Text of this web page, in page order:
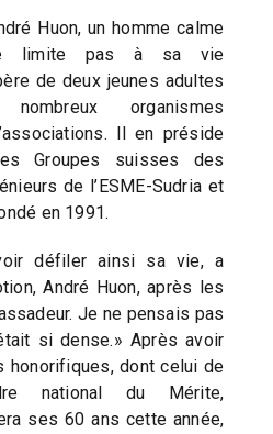
Huon, un homme calme
limite pas à sa vie
de deux jeunes adultes
organismes
Il en préside
Groupes suisses des
de l’ESME-Sudria et
en 1991.
défiler ainsi sa vie, a
André Huon, après les
Je ne pensais pas
si dense.» Après avoir
honorifiques, dont celui de
national du Mérite,
ses 60 ans cette année,